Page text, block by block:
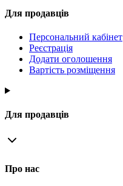
Для продавців
Персональний кабінет
Реєстрація
Додати оголошення
Вартість розміщення
Для продавців
Про нас